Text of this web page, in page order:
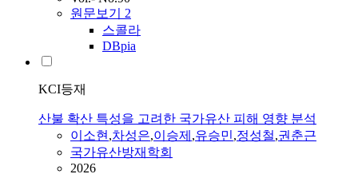
원문보기 2
스콜라
DBpia
KCI등재
산불 확산 특성을 고려한 국가유산 피해 영향 분석
이소현,차성은,이승제 ,유승민,정성철,권춘근
국가유산방재학회
2026